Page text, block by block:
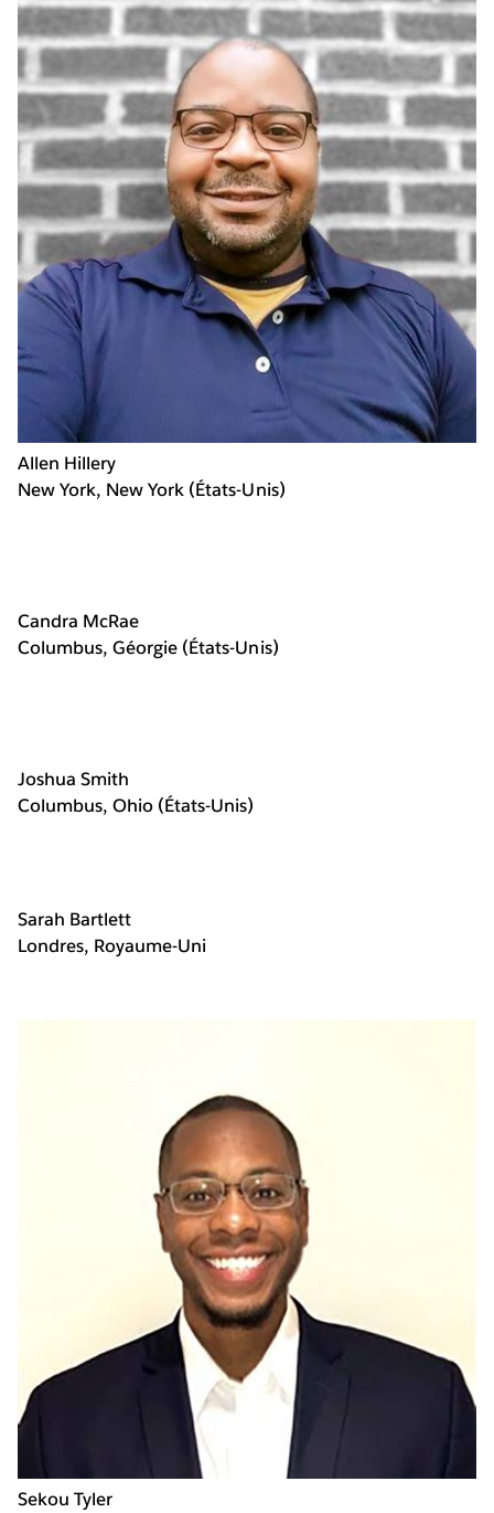
Allen Hillery
New York, New York (États-Unis)
Candra McRae
Columbus, Géorgie (États-Unis)
Joshua Smith
Columbus, Ohio (États-Unis)
Sarah Bartlett
Londres, Royaume-Uni
Sekou Tyler